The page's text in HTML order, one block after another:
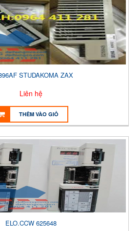
STUDAKOMA ZAX
Liên hệ
THÊM VÀO GIỎ
ELO.CCW 625648